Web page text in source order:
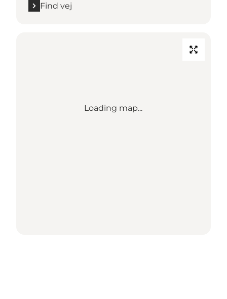
Find vej
Loading map...